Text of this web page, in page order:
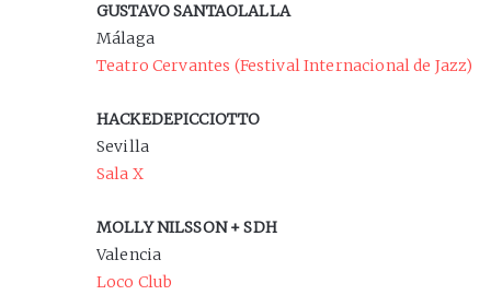
GUSTAVO SANTAOLALLA
Málaga
Teatro Cervantes (Festival Internacional de Jazz)
HACKEDEPICCIOTTO
Sevilla
Sala X
MOLLY NILSSON + SDH
Valencia
Loco Club